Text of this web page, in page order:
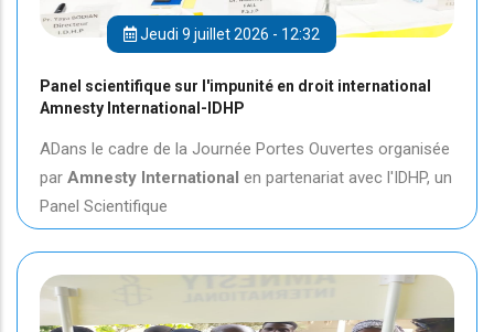
Jeudi 9 juillet 2026 - 12:32
Panel scientifique sur l'impunité en droit international
Amnesty International-IDHP
ADans le cadre de la Journée Portes Ouvertes organisée
par Amnesty International en partenariat avec l'IDHP, un
Panel Scientifique